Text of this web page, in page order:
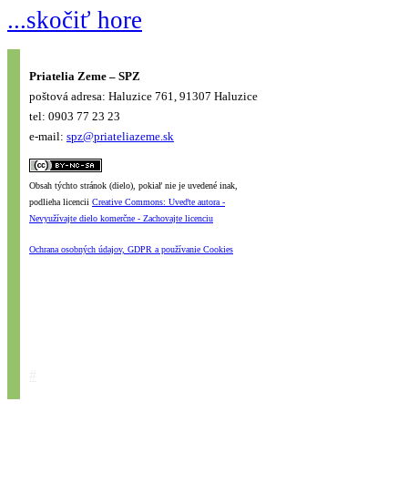
...skočiť hore
Priatelia Zeme – SPZ
poštová adresa: Haluzice 761, 91307 Haluzice
tel: 0903 77 23 23
e-mail: spz@priateliazeme.sk
Obsah týchto stránok (dielo), pokiaľ nie je uvedené inak,
podlieha licencii Creative Commons: Uveďte autora -
Nevyužívajte dielo komerčne - Zachovajte licenciu
Ochrana osobných údajov, GDPR a používanie Cookies